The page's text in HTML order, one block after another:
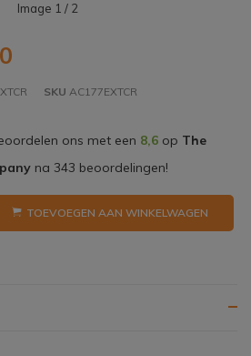
Image 1 / 2
SKU AC177EXTCR
ons met een 8,6op The
na 343 beoordelingen!
TOEVOEGEN AAN WINKELWAGEN
(NL)